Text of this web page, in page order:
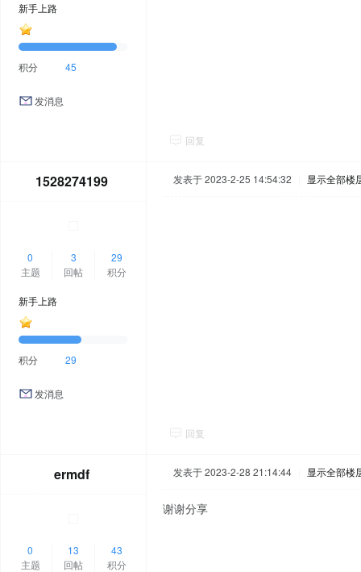
新手上路
积分 45
发消息
回复
1528274199
0
主题
3
回帖
29
积分
新手上路
积分 29
发消息
发表于 2023-2-25 14:54:32 显示全部楼
回复
ermdf
0
主题
13
回帖
43
积分
发表于 2023-2-28 21:14:44 显示全部楼
谢谢分享